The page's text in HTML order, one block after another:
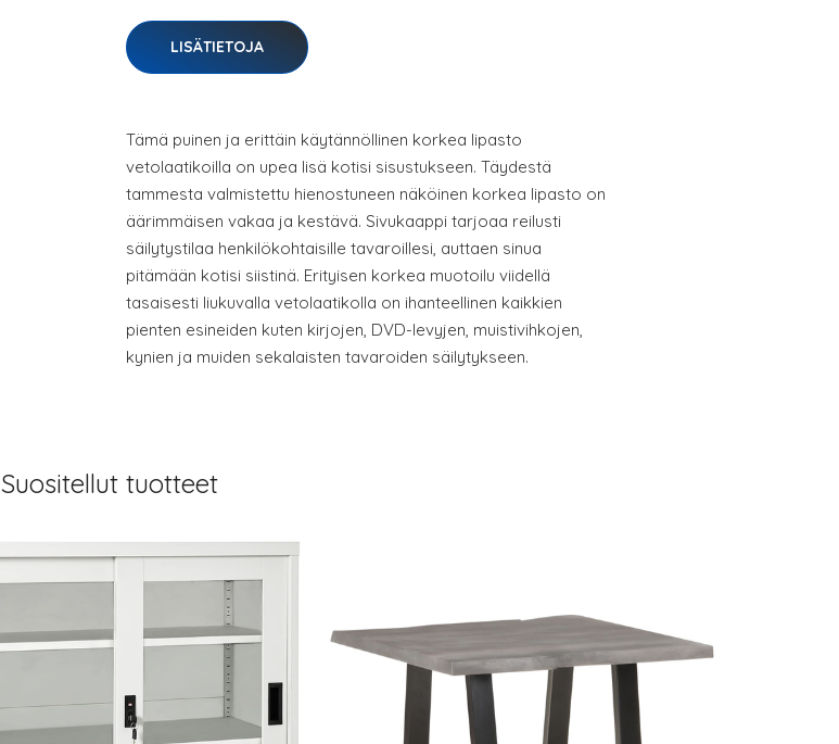
LISÄTIETOJA
Tämä puinen ja erittäin käytännöllinen korkea lipasto
vetolaatikoilla on upea lisä kotisi sisustukseen. Täydestä
tammesta valmistettu hienostuneen näköinen korkea lipasto on
äärimmäisen vakaa ja kestävä. Sivukaappi tarjoaa reilusti
säilytystilaa henkilökohtaisille tavaroillesi, auttaen sinua
pitämään kotisi siistinä. Erityisen korkea muotoilu viidellä
tasaisesti liukuvalla vetolaatikolla on ihanteellinen kaikkien
pienten esineiden kuten kirjojen, DVD-levyjen, muistivihkojen,
kynien ja muiden sekalaisten tavaroiden säilytykseen.
Suositellut tuotteet